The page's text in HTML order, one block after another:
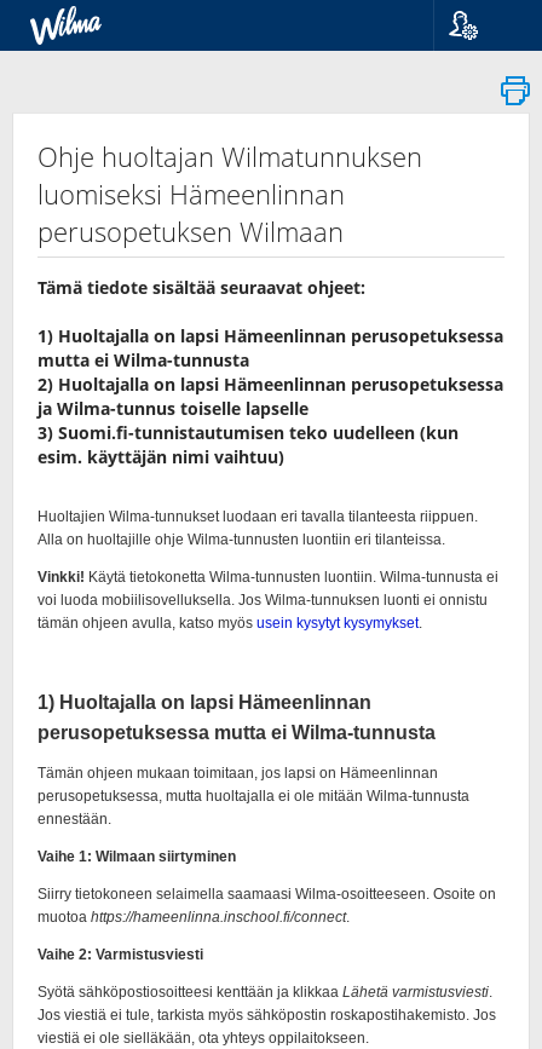
Suomi
Svenska
Ohje huoltajan Wilmatunnuksen
luomiseksi Hämeenlinnan
perusopetuksen Wilmaan
Tämä tiedote sisältää seuraavat ohjeet:
1) Huoltajalla on lapsi Hämeenlinnan perusopetuksessa
mutta ei Wilma-tunnusta
2) Huoltajalla on lapsi Hämeenlinnan perusopetuksessa
ja Wilma-tunnus toiselle lapselle
3) Suomi.fi-tunnistautumisen teko uudelleen (kun
esim. käyttäjän nimi vaihtuu)